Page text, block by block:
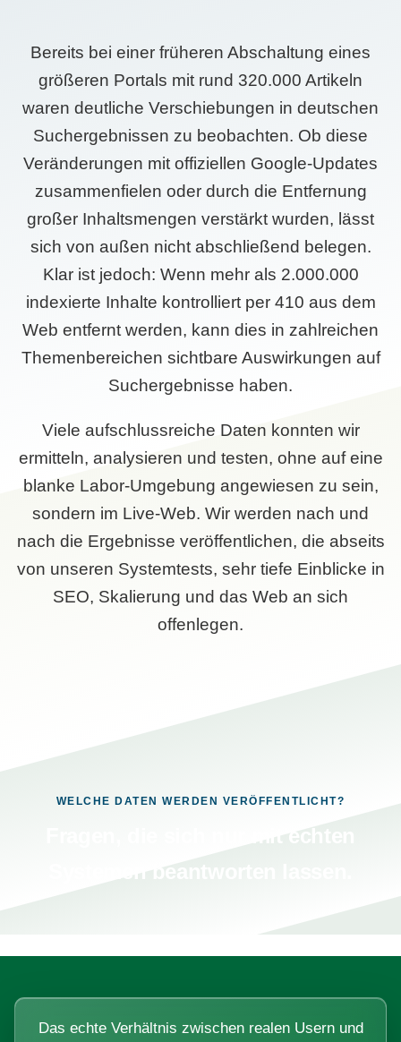
Bereits bei einer früheren Abschaltung eines
größeren Portals mit rund 320.000 Artikeln
waren deutliche Verschiebungen in deutschen
Suchergebnissen zu beobachten. Ob diese
Veränderungen mit offiziellen Google-Updates
zusammenfielen oder durch die Entfernung
großer Inhaltsmengen verstärkt wurden, lässt
sich von außen nicht abschließend belegen.
Klar ist jedoch: Wenn mehr als 2.000.000
indexierte Inhalte kontrolliert per 410 aus dem
Web entfernt werden, kann dies in zahlreichen
Themenbereichen sichtbare Auswirkungen auf
Suchergebnisse haben.
Viele aufschlussreiche Daten konnten wir
ermitteln, analysieren und testen, ohne auf eine
blanke Labor-Umgebung angewiesen zu sein,
sondern im Live-Web. Wir werden nach und
nach die Ergebnisse veröffentlichen, die abseits
von unseren Systemtests, sehr tiefe Einblicke in
SEO, Skalierung und das Web an sich
offenlegen.
WELCHE DATEN WERDEN VERÖFFENTLICHT?
Das echte Verhältnis zwischen realen Usern und